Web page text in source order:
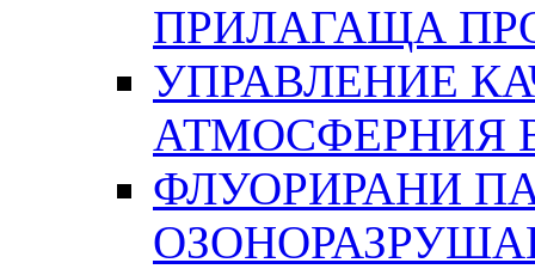
ПРИЛАГАЩА
УПРАВЛЕНИЕ
АТМОСФЕРНИЯ
ФЛУОРИРАНИ